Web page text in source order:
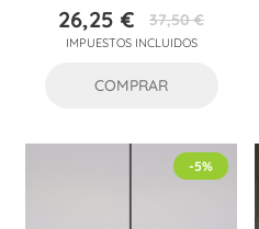
Precio
26,25 €Precio
base
37,50 €
IMPUESTOS INCLUIDOS
COMPRAR
-5%